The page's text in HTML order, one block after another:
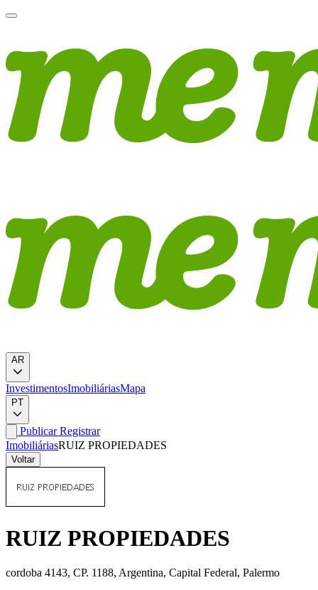
AR
InvestimentosImobiliáriasMapa
PT
PublicarRegistrar
ImobiliáriasRUIZ PROPIEDADES
Voltar
RUIZ PROPIEDADES
cordoba 4143, CP. 1188, Argentina, Capital Federal, Palermo